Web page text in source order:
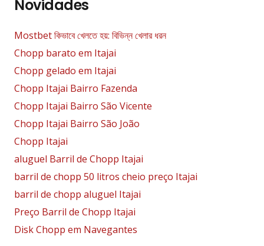
Novidades
Mostbet কিভাবে খেলতে হয়: বিভিন্ন খেলার ধরন
Chopp barato em Itajai
Chopp gelado em Itajai
Chopp Itajai Bairro Fazenda
Chopp Itajai Bairro São Vicente
Chopp Itajai Bairro São João
Chopp Itajai
aluguel Barril de Chopp Itajai
barril de chopp 50 litros cheio preço Itajai
barril de chopp aluguel Itajai
Preço Barril de Chopp Itajai
Disk Chopp em Navegantes